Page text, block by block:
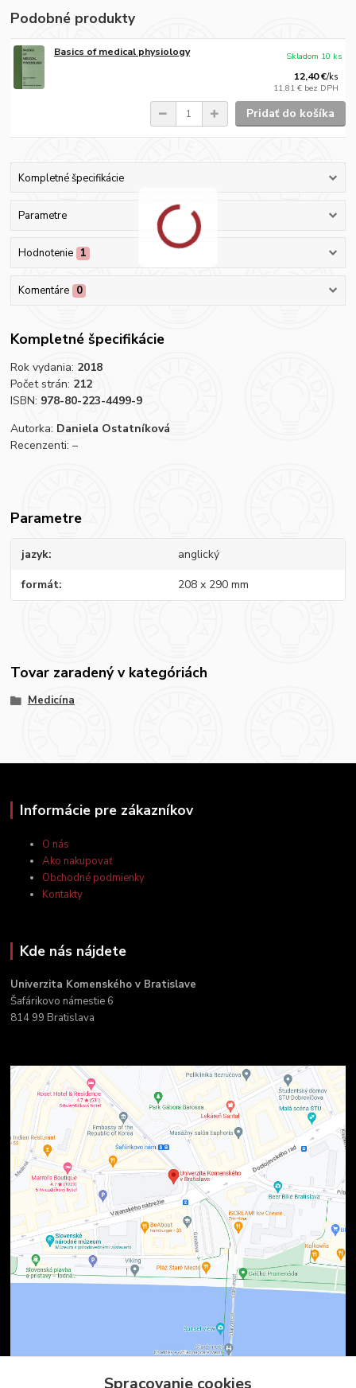
Podobné produkty
Basics of medical physiology
12,40 €/ks
11,81 € bez DPH
Skladom 10 ks
Pridať do košíka
Kompletné špecifikácie
Parametre
Hodnotenie 1
Komentáre 0
Kompletné špecifikácie
Rok vydania: 2018
Počet strán: 212
ISBN: 978-80-223-4499-9
Autorka: Daniela Ostatníková
Recenzenti: –
Parametre
jazyk anglický
formát 208 x 290 mm
Tovar zaradený v kategóriách
Medicína
Informácie pre zákazníkov
O nás
Ako nakupovať
Obchodné podmienky
Kontakty
Kde nás nájdete
Univerzita Komenského v Bratislave
Šafárikovo námestie 6
814 99 Bratislava
Spracovanie cookies